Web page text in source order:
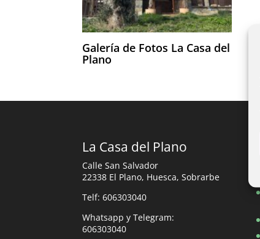
Galería de Fotos La Casa del
Plano
La Casa del Plano
Calle San Salvador
22338 El Plano, Huesca, Sobrarbe
Telf: 606303040
Whatsapp y Telegram:
606303040